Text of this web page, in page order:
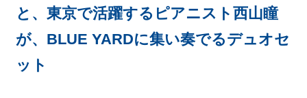
と、東京で活躍するピアニスト西山瞳
が、BLUE YARDに集い奏でるデュオセ
ット